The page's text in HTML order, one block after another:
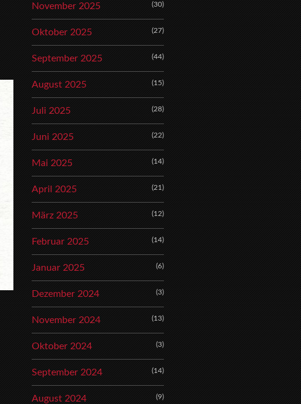
November 2025 (30)
Oktober 2025 (27)
September 2025 (44)
August 2025 (15)
Juli 2025 (28)
Juni 2025 (22)
Mai 2025 (14)
April 2025 (21)
März 2025 (12)
Februar 2025 (14)
Januar 2025 (6)
Dezember 2024 (3)
November 2024 (13)
Oktober 2024 (3)
September 2024 (14)
August 2024 (9)